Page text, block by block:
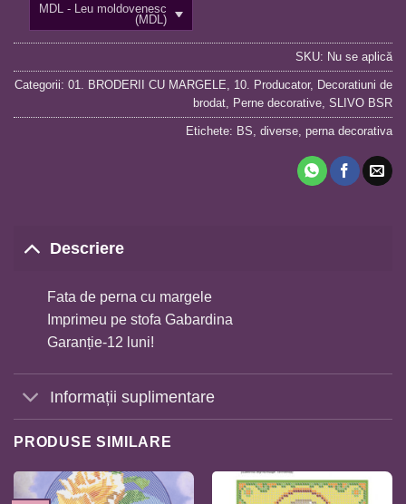
MDL - Leu moldovenesc
(MDL)
SKU: Nu se aplică
Categorii: 01. BRODERII CU MARGELE 10. Producator, Decoratiuni de
brodat Perne decorative SLIVO BSR
Etichete: BS diverse perna decorativa
Descriere
Fata de perna cu margele
Imprimeu pe stofa Gabardina
Garanție-12 luni!
Informații suplimentare
PRODUSE SIMILARE